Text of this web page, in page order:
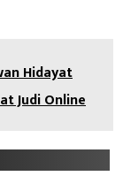
Hidayat
Judi Online